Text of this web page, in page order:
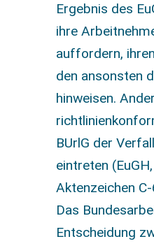
Ergebnis des
ihre
auffordern,
den ansonsten
hinweisen.
BUrlG der
eintreten
Aktenzeichen
Das
Entscheidung